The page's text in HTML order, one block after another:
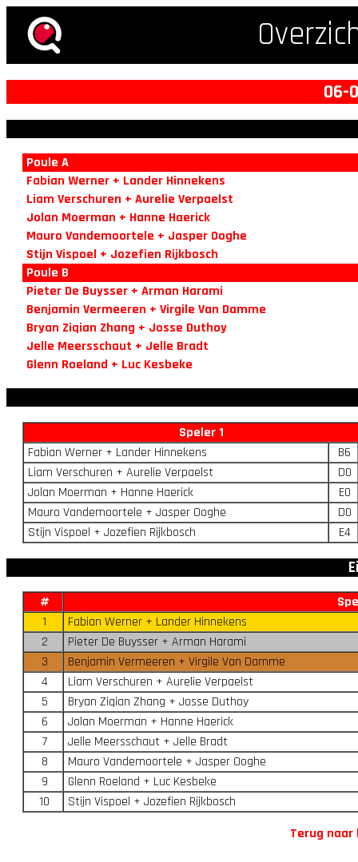
06-
Poule A
Fabian Werner + Lander Hinnekens
Liam Verschuren + Aurelie Verpaelst
Jolan Moerman + Hanne Haerick
Mauro Vandemoortele + Jasper Ooghe
Stijn Vispoel + Jozefien Rijkbosch
Poule B
Pieter De Buysser + Arman Harami
Benjamin Vermeeren + Virgile Van Damme
Bryan Ziqian Zhang + Josse Duthoy
Jelle Meersschaut + Jelle Bradt
Glenn Roeland + Luc Kesbeke
Speler 1
Fabian Werner + Lander Hinnekens
B6
Liam Verschuren + Aurelie Verpaelst
D0
Jolan Moerman + Hanne Haerick
E0
Mauro Vandemoortele + Jasper Ooghe
D0
Stijn Vispoel + Jozefien Rijkbosch
E4
#
1
Fabian Werner + Lander Hinnekens
2
Pieter De Buysser + Arman Harami
3
Benjamin Vermeeren + Virgile Van Damme
4
Liam Verschuren + Aurelie Verpaelst
5
Bryan Ziqian Zhang + Josse Duthoy
6
Jolan Moerman + Hanne Haerick
7
Jelle Meersschaut + Jelle Bradt
8
Mauro Vandemoortele + Jasper Ooghe
9
Glenn Roeland + Luc Kesbeke
10
Stijn Vispoel + Jozefien Rijkbosch
Terug